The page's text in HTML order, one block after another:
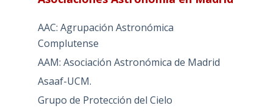
AAC: Agrupación Astronómica
Complutense
AAM: Asociación Astronómica de Madrid
Asaaf-UCM.
Grupo de Protección del Cielo